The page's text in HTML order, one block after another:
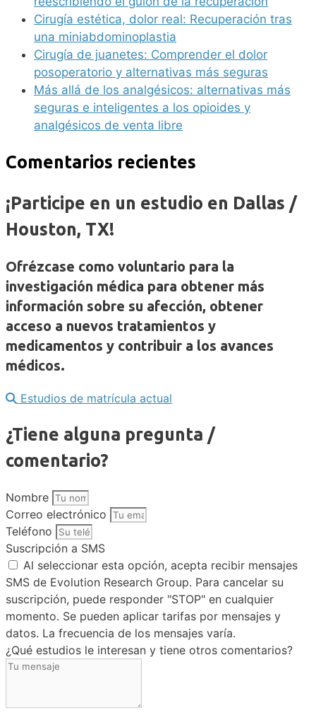
Cirugía estética, dolor real: Recuperación tras
una miniabdominoplastia
Cirugía de juanetes: Comprender el dolor
posoperatorio y alternativas más seguras
Más allá de los analgésicos: alternativas más
seguras e inteligentes a los opioides y
analgésicos de venta libre
Comentarios recientes
¡Participe en un estudio en Dallas /
Houston, TX!
Ofrézcase como voluntario para la
investigación médica para obtener más
información sobre su afección, obtener
acceso a nuevos tratamientos y
medicamentos y contribuir a los avances
médicos.
Estudios de matrícula actual
¿Tiene alguna pregunta /
comentario?
Nombre
Correo electrónico
Teléfono
Suscripción a SMS
Al seleccionar esta opción, acepta recibir mensajes
SMS de Evolution Research Group. Para cancelar su
suscripción, puede responder "STOP" en cualquier
momento. Se pueden aplicar tarifas por mensajes y
datos. La frecuencia de los mensajes varía.
¿Qué estudios le interesan y tiene otros comentarios?